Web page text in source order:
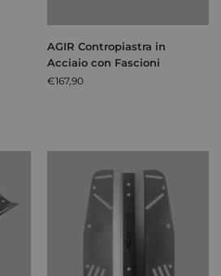
AGIR Contropiastra in
Acciaio con Fascioni
€167,90